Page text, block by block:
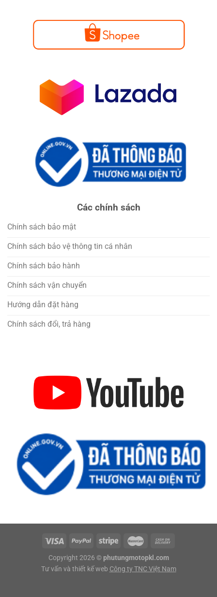
Các chính sách
Chính sách bảo mật
Chính sách bảo vệ thông tin cá nhân
Chính sách bảo hành
Chính sách vận chuyển
Hướng dẫn đặt hàng
Chính sách đổi, trả hàng
Copyright 2026 © phutungmotopkl.com
Tư vấn và thiết kế web Công ty TNC Việt Nam